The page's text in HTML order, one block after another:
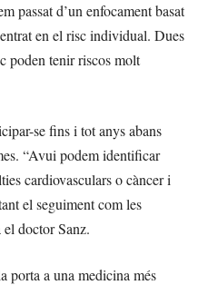
passat d’un enfocament basat
en el risc individual. Dues
poden tenir riscos molt
se fins i tot anys abans
“Avui podem identificar
cardiovasculars o càncer i
el seguiment com les
doctor Sanz.
porta a una medicina més